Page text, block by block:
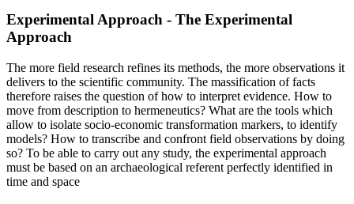
Experimental Approach - The Experimental
Approach
The more field research refines its methods, the more observations it
delivers to the scientific community. The massification of facts
therefore raises the question of how to interpret evidence. How to
move from description to hermeneutics? What are the tools which
allow to isolate socio-economic transformation markers, to identify
models? How to transcribe and confront field observations by doing
so? To be able to carry out any study, the experimental approach
must be based on an archaeological referent perfectly identified in
time and space